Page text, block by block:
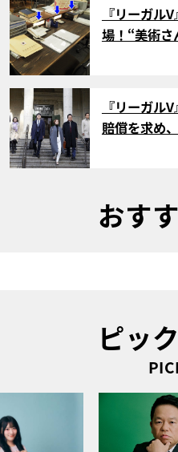
『リーガル
場！“美術
サムネイル
『リーガル
賠償を求め
おす
ピッ